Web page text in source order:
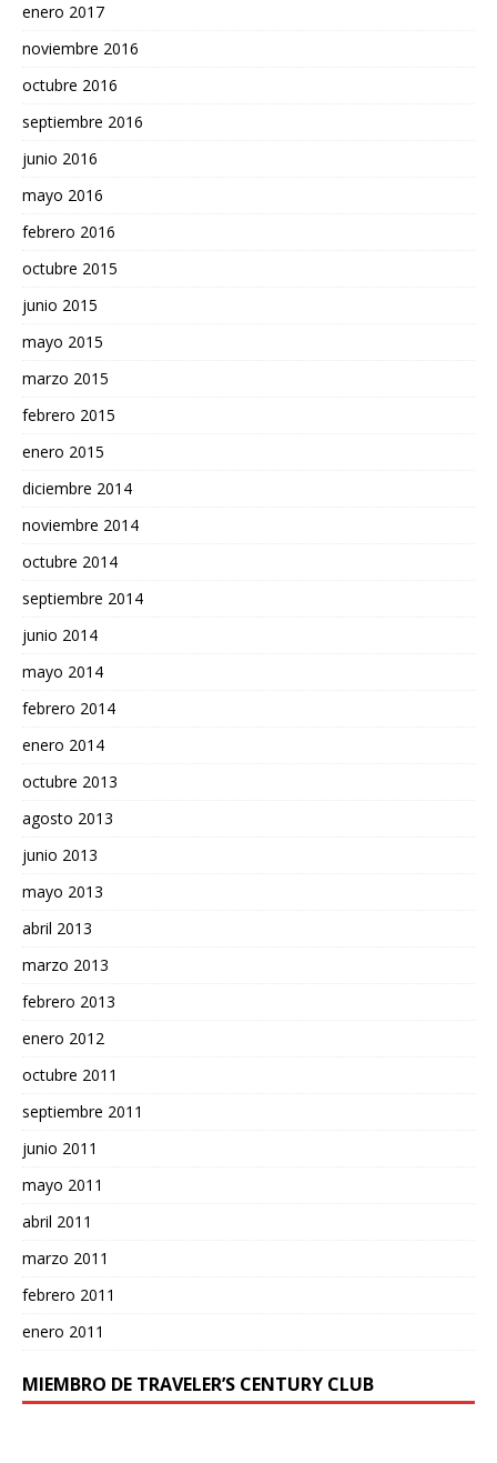
enero 2017
noviembre 2016
octubre 2016
septiembre 2016
junio 2016
mayo 2016
febrero 2016
octubre 2015
junio 2015
mayo 2015
marzo 2015
febrero 2015
enero 2015
diciembre 2014
noviembre 2014
octubre 2014
septiembre 2014
junio 2014
mayo 2014
febrero 2014
enero 2014
octubre 2013
agosto 2013
junio 2013
mayo 2013
abril 2013
marzo 2013
febrero 2013
enero 2012
octubre 2011
septiembre 2011
junio 2011
mayo 2011
abril 2011
marzo 2011
febrero 2011
enero 2011
MIEMBRO DE TRAVELER’S CENTURY CLUB